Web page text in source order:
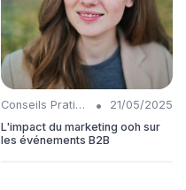
Conseils Pratiques •
21/05/2025
L'impact du marketing ooh sur
les événements B2B